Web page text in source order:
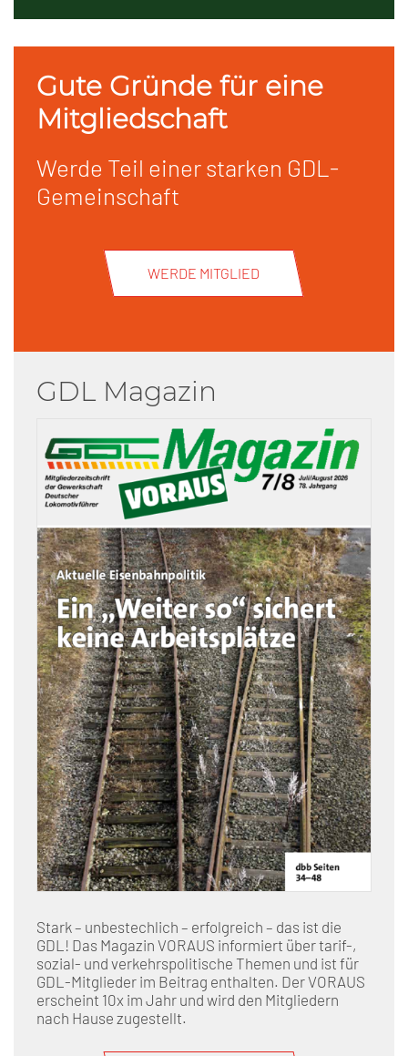
Gute Gründe für eine
Mitgliedschaft
Werde Teil einer starken GDL-
Gemeinschaft
WERDE MITGLIED
GDL Magazin
Stark – unbestechlich – erfolgreich – das ist die
GDL! Das Magazin VORAUS informiert über tarif-,
sozial- und verkehrspolitische Themen und ist für
GDL-Mitglieder im Beitrag enthalten. Der VORAUS
erscheint 10x im Jahr und wird den Mitgliedern
nach Hause zugestellt.